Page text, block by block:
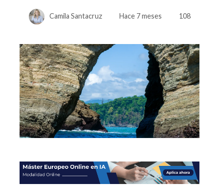
Camila Santacruz Hace 7 meses 108